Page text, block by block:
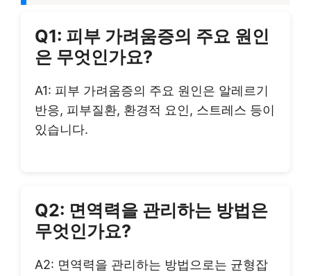
Q1: 피부 가려움증의 주요 원인
은 무엇인가요?
A1: 피부 가려움증의 주요 원인은 알레르기
반응, 피부질환, 환경적 요인, 스트레스 등이
있습니다.
Q2: 면역력을 관리하는 방법은
무엇인가요?
A2: 면역력을 관리하는 방법으로는 균형잡